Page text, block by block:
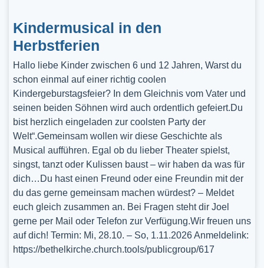
Kindermusical in den
Herbstferien
Hallo liebe Kinder zwischen 6 und 12 Jahren, Warst du
schon einmal auf einer richtig coolen
Kindergeburstagsfeier? In dem Gleichnis vom Vater und
seinen beiden Söhnen wird auch ordentlich gefeiert.Du
bist herzlich eingeladen zur coolsten Party der
Welt“.Gemeinsam wollen wir diese Geschichte als
Musical aufführen. Egal ob du lieber Theater spielst,
singst, tanzt oder Kulissen baust – wir haben da was für
dich…Du hast einen Freund oder eine Freundin mit der
du das gerne gemeinsam machen würdest? – Meldet
euch gleich zusammen an. Bei Fragen steht dir Joel
gerne per Mail oder Telefon zur Verfügung.Wir freuen uns
auf dich! Termin: Mi, 28.10. – So, 1.11.2026 Anmeldelink:
https://bethelkirche.church.tools/publicgroup/617